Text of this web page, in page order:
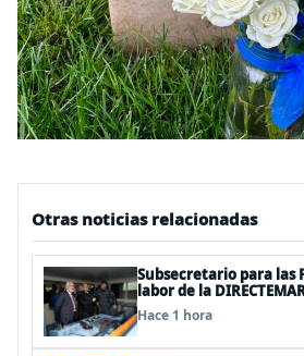
Otras noticias relacionadas
Subsecretario para las
labor de la
Hace 1 hora